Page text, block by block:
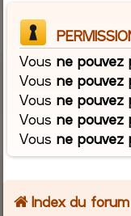
Vousne pouvez
Vousne pouvez
Vousne pouvez
Vousne pouvez
Vousne pouvez
Index du forum